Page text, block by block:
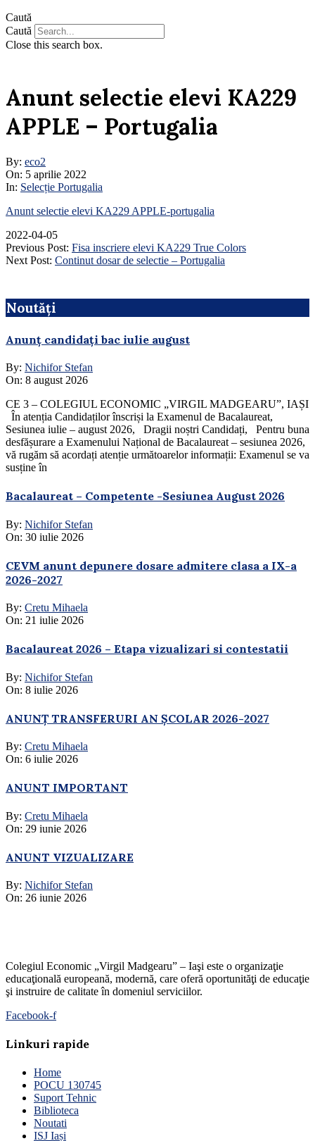
Caută
Caută
Close this search box.
Anunt selectie elevi KA229
APPLE – Portugalia
By: eco2
On: 5 aprilie 2022
In: Selecție Portugalia
Anunt selectie elevi KA229 APPLE-portugalia
2022-04-05
Previous Post: Fisa inscriere elevi KA229 True Colors
Next Post: Continut dosar de selectie – Portugalia
Noutăți
Anunț candidați bac iulie august
By: Nichifor Stefan
On: 8 august 2026
CE 3 – COLEGIUL ECONOMIC „VIRGIL MADGEARU”, IAȘI
În atenția Candidaților înscriși la Examenul de Bacalaureat,
Sesiunea iulie – august 2026, Dragii noștri Candidați, Pentru buna
desfășurare a Examenului Național de Bacalaureat – sesiunea 2026,
vă rugăm să acordați atenție următoarelor informații: Examenul se va
susține în
Bacalaureat – Competente -Sesiunea August 2026
By: Nichifor Stefan
On: 30 iulie 2026
CEVM anunt depunere dosare admitere clasa a IX-a
2026-2027
By: Cretu Mihaela
On: 21 iulie 2026
Bacalaureat 2026 – Etapa vizualizari si contestatii
By: Nichifor Stefan
On: 8 iulie 2026
ANUNȚ TRANSFERURI AN ȘCOLAR 2026-2027
By: Cretu Mihaela
On: 6 iulie 2026
ANUNT IMPORTANT
By: Cretu Mihaela
On: 29 iunie 2026
ANUNT VIZUALIZARE
By: Nichifor Stefan
On: 26 iunie 2026
Colegiul Economic „Virgil Madgearu” – Iaşi este o organizaţie
educaţională europeană, modernă, care oferă oportunităţi de educaţie
şi instruire de calitate în domeniul serviciilor.
Facebook-f
Linkuri rapide
Home
POCU 130745
Suport Tehnic
Biblioteca
Noutati
ISJ Iași